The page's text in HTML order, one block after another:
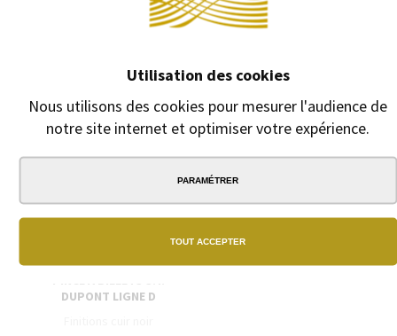
Utilisation des cookies
Nous utilisons des cookies pour mesurer l'audience de
notre site internet et optimiser votre expérience.
PARAMÉTRER
TOUT ACCEPTER
PINCE À BILLETS S.T.
DUPONT LIGNE D